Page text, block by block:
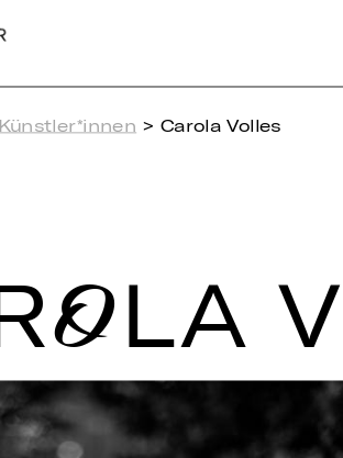
Künstler*innen > Carola Volles